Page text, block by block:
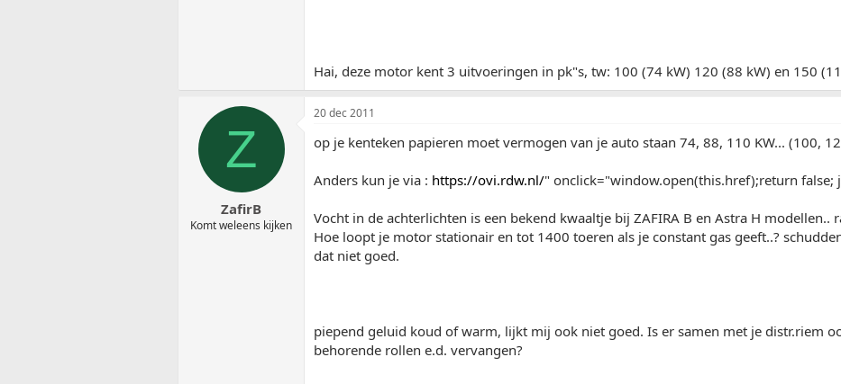
Hai, deze motor kent 3 uitvoeringen in pk"s, tw: 100 (74 kW) 120 (88 kW) en 150
Z
ZafirB
Komt weleens kijken
20 dec 2011
op je kenteken papieren moet vermogen van je auto staan 74, 88, 110 KW... (100,
Anders kun je via : https://ovi.rdw.nl/" onclick="window.open(this.href);return false;
Vocht in de achterlichten is een bekend kwaaltje bij ZAFIRA B en Astra H modellen..
Hoe loopt je motor stationair en tot 1400 toeren als je constant gas geeft..?
dat niet goed.
piepend geluid koud of warm, lijkt mij ook niet goed. Is er samen met je distr.riem
behorende rollen e.d. vervangen?